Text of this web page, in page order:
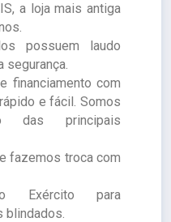
a loja mais antiga
possuem laudo
segurança.
financiamento com
e fácil. Somos
das principais
fazemos troca com
Exército para
blindados.